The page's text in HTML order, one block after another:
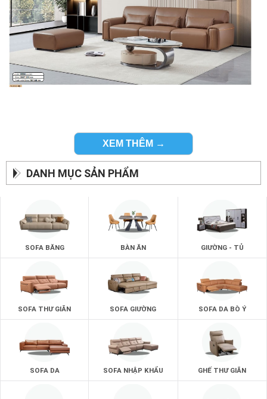
XEM THÊM →
DANH MỤC SẢN PHẨM
SOFA BĂNG BÀN ĂN GIƯỜNG - TỦ
SOFA THƯ GIÃN SOFA GIƯỜNG SOFA DA BÒ Ý
SOFA DA SOFA NHẬP KHẨU GHẾ THƯ GIÃN